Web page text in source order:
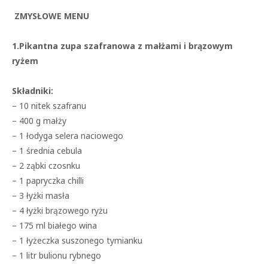
ZMYSŁOWE MENU
1.Pikantna zupa szafranowa z małżami i brązowym
ryżem
Składniki:
– 10 nitek szafranu
– 400 g małży
– 1 łodyga selera naciowego
– 1 średnia cebula
– 2 ząbki czosnku
– 1 papryczka chilli
– 3 łyżki masła
– 4 łyżki brązowego ryżu
– 175 ml białego wina
– 1 łyżeczka suszonego tymianku
– 1 litr bulionu rybnego